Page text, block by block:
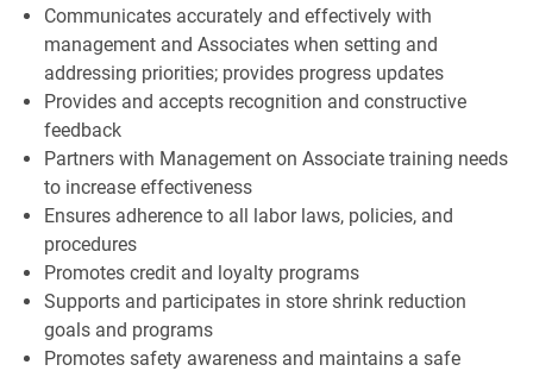
Communicates accurately and effectively with
management and Associates when setting and
addressing priorities; provides progress updates
Provides and accepts recognition and constructive
feedback
Partners with Management on Associate training needs
to increase effectiveness
Ensures adherence to all labor laws, policies, and
procedures
Promotes credit and loyalty programs
Supports and participates in store shrink reduction
goals and programs
Promotes safety awareness and maintains a safe